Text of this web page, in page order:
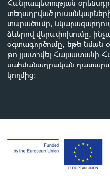
Հանրապետության
տեղադրված
տարածումը,
ձևերով վերափոխումը,
օգտագործումը, եթե նման
թույլատրվել Հայաստանի
սահմանադրական
կողմից: